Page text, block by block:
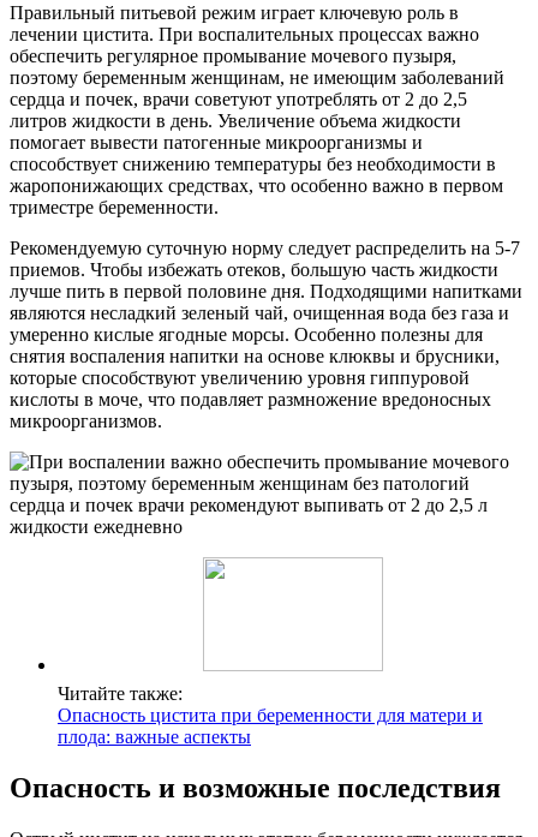
Правильный питьевой режим играет ключевую роль в
лечении цистита. При воспалительных процессах важно
обеспечить регулярное промывание мочевого пузыря,
поэтому беременным женщинам, не имеющим заболеваний
сердца и почек, врачи советуют употреблять от 2 до 2,5
литров жидкости в день. Увеличение объема жидкости
помогает вывести патогенные микроорганизмы и
способствует снижению температуры без необходимости в
жаропонижающих средствах, что особенно важно в первом
триместре беременности.
Рекомендуемую суточную норму следует распределить на 5-7
приемов. Чтобы избежать отеков, большую часть жидкости
лучше пить в первой половине дня. Подходящими напитками
являются несладкий зеленый чай, очищенная вода без газа и
умеренно кислые ягодные морсы. Особенно полезны для
снятия воспаления напитки на основе клюквы и брусники,
которые способствуют увеличению уровня гиппуровой
кислоты в моче, что подавляет размножение вредоносных
микроорганизмов.
Читайте также:
Опасность цистита при беременности для матери и
плода: важные аспекты
Опасность и возможные последствия